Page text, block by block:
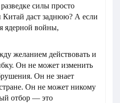
силы просто
даст заднюю? А если
ядерной войны,
желанием действовать и
Он не может изменить
Он не знает
Он не может никому
отбор — это